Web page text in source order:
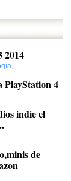
2014
,
PlayStation 4
indie el
de